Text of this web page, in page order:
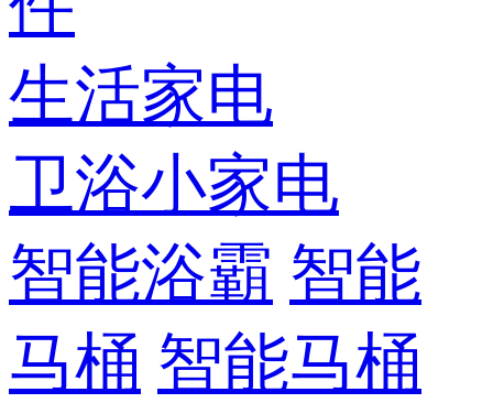
生活家电
卫浴小家电
智能浴霸 智能
马桶 智能马桶